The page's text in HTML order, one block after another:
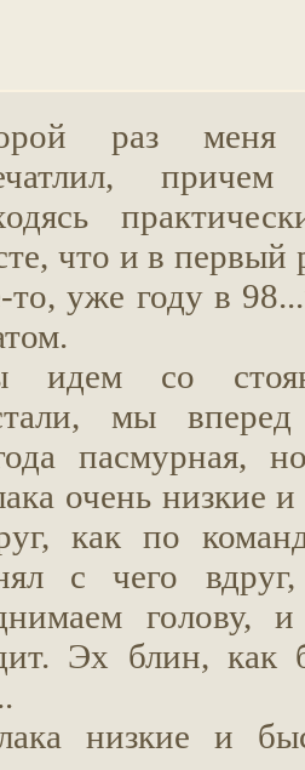
раз меня
что и в первый
то, уже году в
идем со
мы
пасмурная,
очень низкие
как по
с чего
Эх блин, как
низкие и